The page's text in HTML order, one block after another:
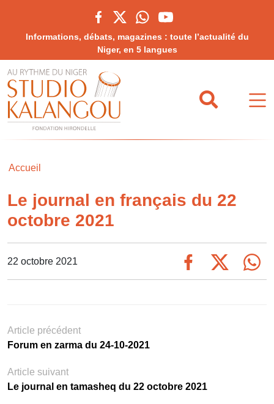
Informations, débats, magazines : toute l’actualité du
Niger, en 5 langues
Accueil
Le journal en français du 22
octobre 2021
22 octobre 2021
Article précédent
Forum en zarma du 24-10-2021
Article suivant
Le journal en tamasheq du 22 octobre 2021